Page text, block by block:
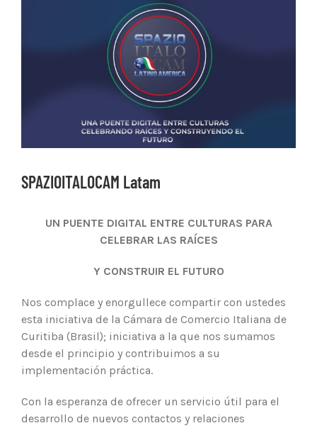
SPAZIOITALOCAM Latam
UN PUENTE DIGITAL ENTRE CULTURAS PARA
CELEBRAR LAS RAÍCES
Y CONSTRUIR EL FUTURO
Nos complace y enorgullece compartir con ustedes
esta iniciativa de la Cámara de Comercio Italiana de
Curitiba (Brasil); iniciativa a la que nos sumamos
desde el principio y contribuimos a su
implementación práctica.
Con la esperanza de ofrecer un servicio útil para el
desarrollo de nuevos contactos y relaciones